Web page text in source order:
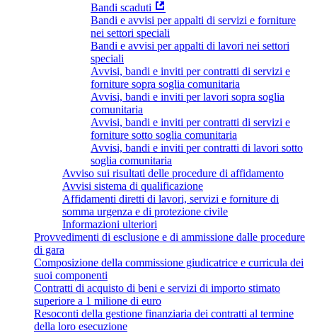
Bandi scaduti
Bandi e avvisi per appalti di servizi e forniture
nei settori speciali
Bandi e avvisi per appalti di lavori nei settori
speciali
Avvisi, bandi e inviti per contratti di servizi e
forniture sopra soglia comunitaria
Avvisi, bandi e inviti per lavori sopra soglia
comunitaria
Avvisi, bandi e inviti per contratti di servizi e
forniture sotto soglia comunitaria
Avvisi, bandi e inviti per contratti di lavori sotto
soglia comunitaria
Avviso sui risultati delle procedure di affidamento
Avvisi sistema di qualificazione
Affidamenti diretti di lavori, servizi e forniture di
somma urgenza e di protezione civile
Informazioni ulteriori
Provvedimenti di esclusione e di ammissione dalle procedure
di gara
Composizione della commissione giudicatrice e curricula dei
suoi componenti
Contratti di acquisto di beni e servizi di importo stimato
superiore a 1 milione di euro
Resoconti della gestione finanziaria dei contratti al termine
della loro esecuzione